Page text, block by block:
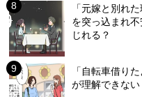
「元嫁と別れ
を突っ込まれ
じれる？
「自転車借り
が理解できな